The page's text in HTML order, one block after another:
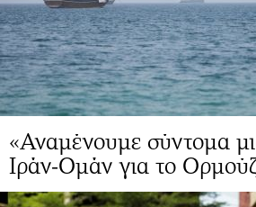
«Αναμένουμε σύντομα
Ιράν-Ομάν για το